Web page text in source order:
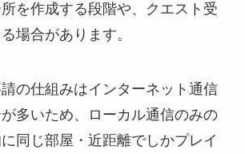
を作成する段階や、クエスト受
場合があります。
の仕組みはインターネット通信
多いため、ローカル通信のみの
同じ部屋・近距離でしかプレイ